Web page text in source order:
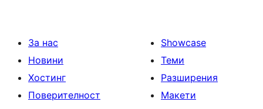
страници
За нас
Новини
Хостинг
Поверителност
Showcase
Теми
Разширения
Макети